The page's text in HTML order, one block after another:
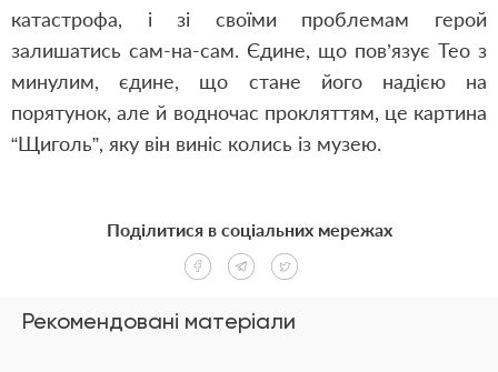
катастрофа, і зі своїми проблемам герой
залишатись сам-на-сам. Єдине, що пов’язує Тео з
минулим, єдине, що стане його надією на
порятунок, але й водночас прокляттям, це картина
“Щиголь”, яку він виніс колись із музею.
Рекомендовані матеріали
Поділитися в соціальних мережах